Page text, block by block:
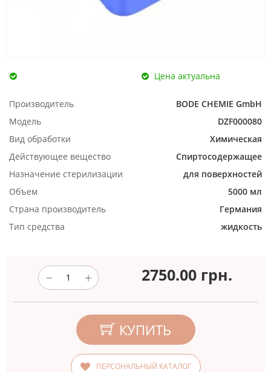
Цена актуальна
Производитель
BODE CHEMIE GmbH
Модель
DZF000080
Вид обработки
Химическая
Действующее вещество
Спиртосодержащее
Назначение стерилизации
для поверхностей
Объем
5000 мл
Страна производитель
Германия
Тип средства
жидкость
2750.00 грн.
КУПИТЬ
ПЕРСОНАЛЬНЫЙ КАТАЛОГ